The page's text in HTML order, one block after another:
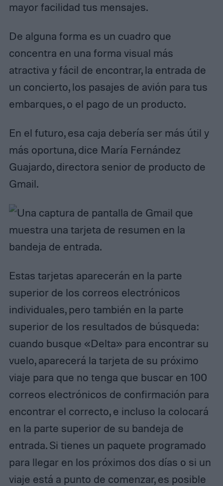
mayor facilidad tus mensajes.
De alguna forma es un cuadro que
concentra en una forma visual más
atractiva y fácil de encontrar, la entrada de
un concierto, los pasajes de avión para tus
embarques, o el pago de un producto.
En el futuro, esa caja debería ser más útil y
más oportuna, dice María Fernández
Guajardo, directora senior de producto de
Gmail.
Estas tarjetas aparecerán en la parte
superior de los correos electrónicos
individuales, pero también en la parte
superior de los resultados de búsqueda:
cuando busque «Delta» para encontrar su
vuelo, aparecerá la tarjeta de su próximo
viaje para que no tenga que buscar en 100
correos electrónicos de confirmación para
encontrar el correcto, e incluso la colocará
en la parte superior de su bandeja de
entrada. Si tienes un paquete programado
para llegar en los próximos dos días o si un
viaje está a punto de comenzar, es posible